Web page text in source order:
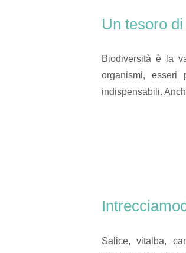
Un tesoro
Biodiversità è la
organismi, esseri
indispensabili.
Salice, vitalba,